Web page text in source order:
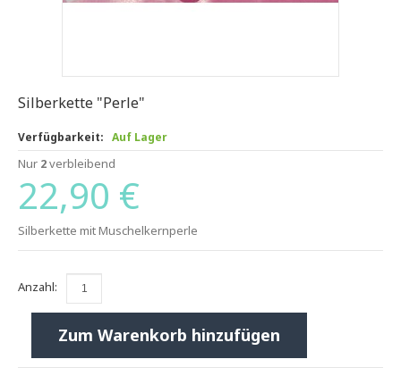
Silberkette "Perle"
Verfügbarkeit: Auf Lager
Nur 2verbleibend
22,90 €
Silberkette mit Muschelkernperle
Anzahl:
Zum Warenkorb hinzufügen